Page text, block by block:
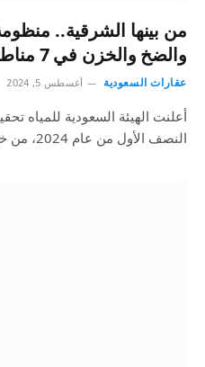
من بينها الشرقية.. منظومة
والضخ والخزن في 7 مناطق
عقارات السعودية أغسطس 5, 2024
أعلنت الهيئة السعودية للمياه
النصف الأول من عام 2024، من خلال زيادة سعات الإنتاج، وتعزيز…